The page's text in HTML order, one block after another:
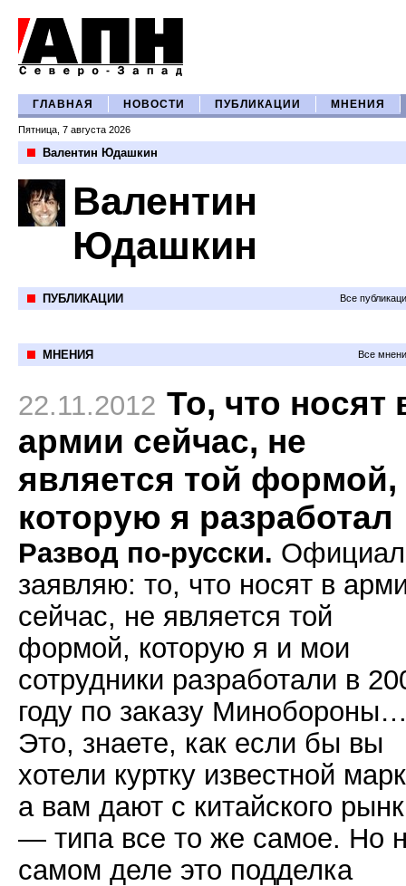
ГЛАВНАЯ НОВОСТИ ПУБЛИКАЦИИ МНЕНИЯ
Пятница, 7 августа 2026
Валентин Юдашкин
Валентин
Юдашкин
ПУБЛИКАЦИИ Все
МНЕНИЯ Все
22.11.2012 То, что носят
армии сейчас, не
является той формой,
которую я разработал
Развод по-русски.
заявляю: то, что носят в
сейчас, не является той
формой, которую я и мои
сотрудники разработали в
году по заказу
Это, знаете, как если бы вы
хотели куртку известной
а вам дают с китайского
— типа все то же самое. Но
самом деле это подделка